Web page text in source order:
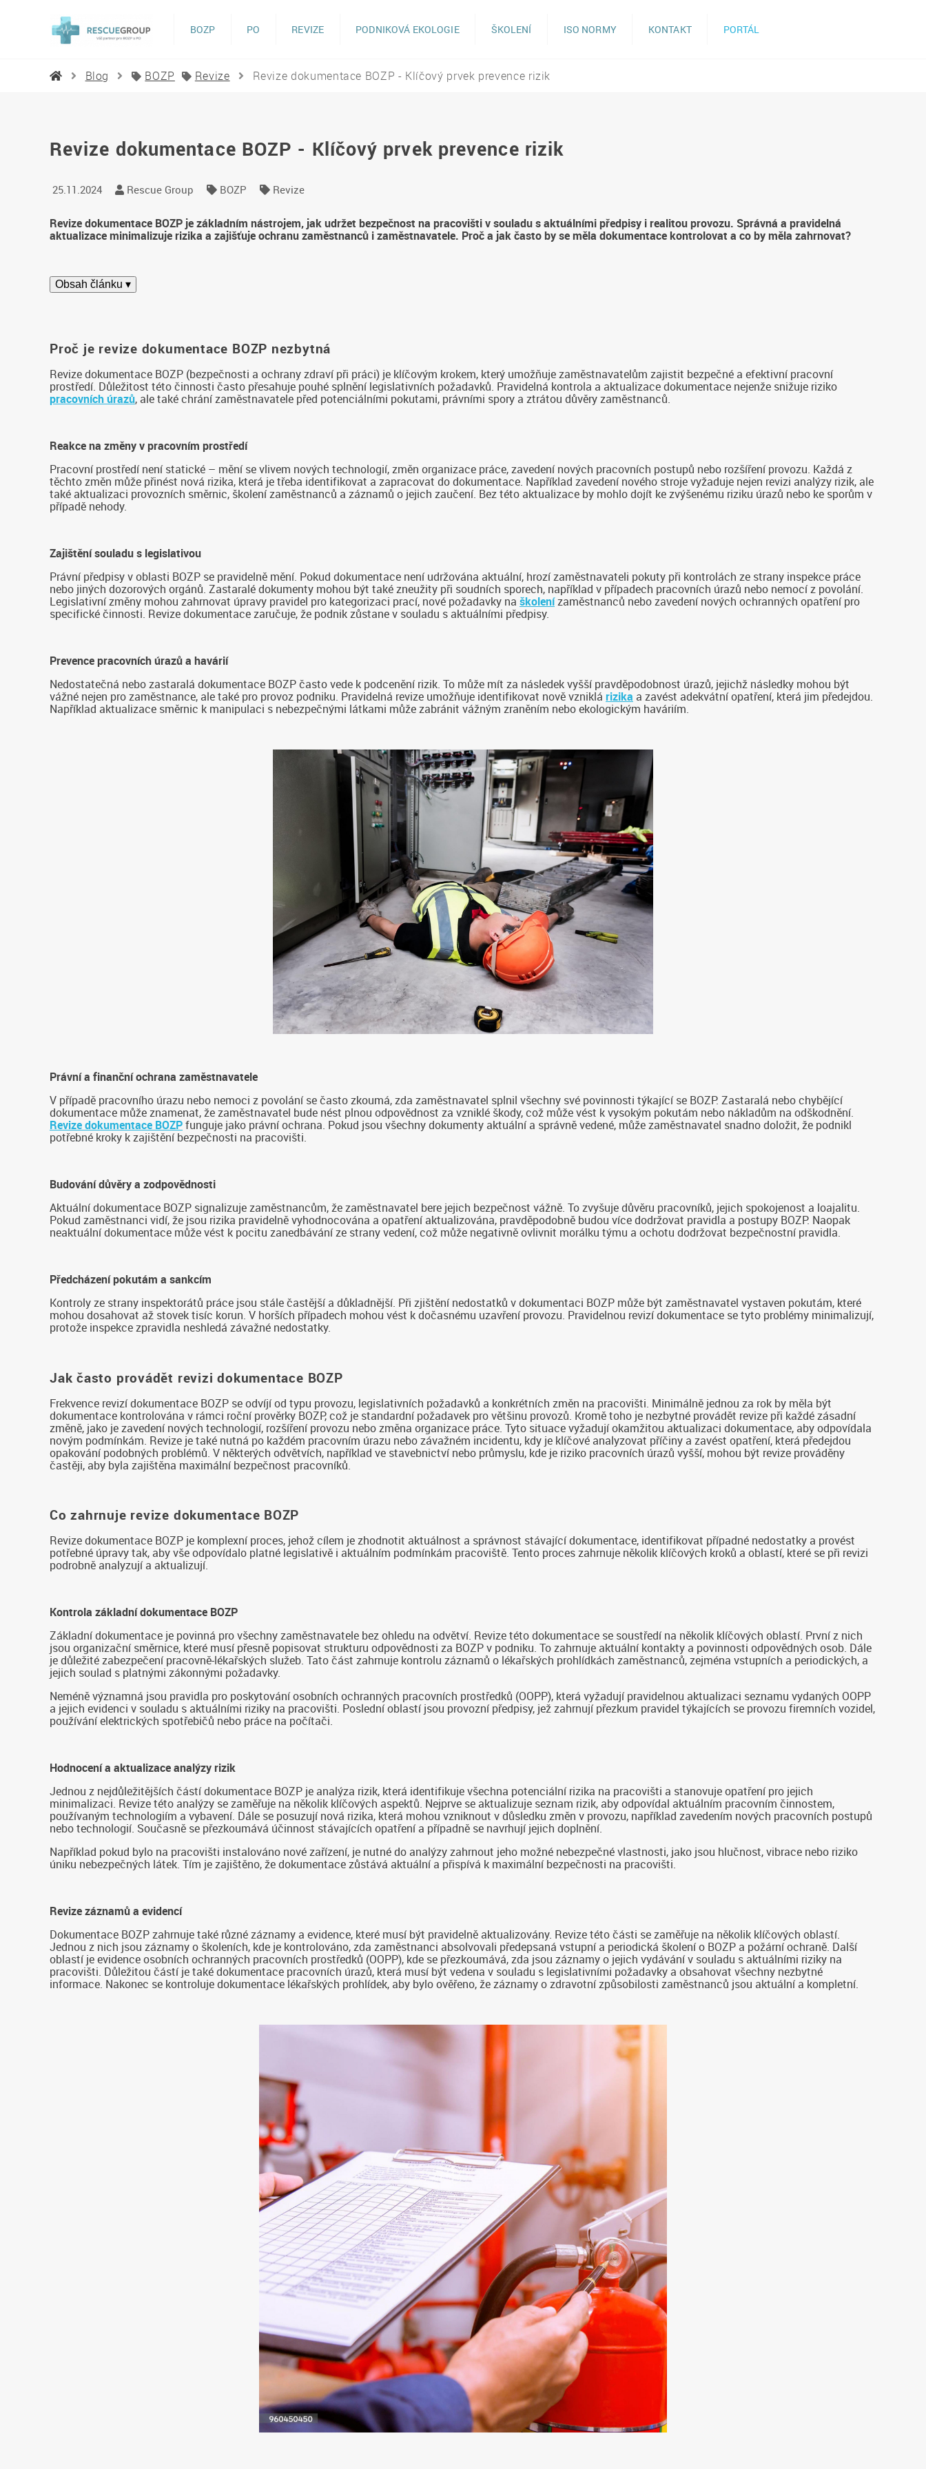
BOZP PO REVIZE PODNIKOVÁ EKOLOGIE ŠKOLENÍ ISO NORMY KONTAKT PORTÁL
Blog BOZP Revize Revize dokumentace BOZP - Klíčový prvek prevence rizik
Revize dokumentace BOZP - Klíčový prvek prevence rizik
25.11.2024 Rescue Group BOZP Revize
Revize dokumentace BOZP je základním nástrojem, jak udržet bezpečnost na pracovišti v souladu s aktuálními předpisy i realitou provozu. Správná a pravidelná
aktualizace minimalizuje rizika a zajišťuje ochranu zaměstnanců i zaměstnavatele. Proč a jak často by se měla dokumentace kontrolovat a co by měla zahrnovat?
Obsah článku ▾
Proč je revize dokumentace BOZP nezbytná
Revize dokumentace BOZP (bezpečnosti a ochrany zdraví při práci) je klíčovým krokem, který umožňuje zaměstnavatelům zajistit bezpečné a efektivní pracovní
prostředí. Důležitost této činnosti často přesahuje pouhé splnění legislativních požadavků. Pravidelná kontrola a aktualizace dokumentace nejenže snižuje riziko
pracovních úrazů, ale také chrání zaměstnavatele před potenciálními pokutami, právními spory a ztrátou důvěry zaměstnanců.
Reakce na změny v pracovním prostředí
Pracovní prostředí není statické – mění se vlivem nových technologií, změn organizace práce, zavedení nových pracovních postupů nebo rozšíření provozu. Každá z
těchto změn může přinést nová rizika, která je třeba identifikovat a zapracovat do dokumentace. Například zavedení nového stroje vyžaduje nejen revizi analýzy rizik, ale
také aktualizaci provozních směrnic, školení zaměstnanců a záznamů o jejich zaučení. Bez této aktualizace by mohlo dojít ke zvýšenému riziku úrazů nebo ke sporům v
případě nehody.
Zajištění souladu s legislativou
Právní předpisy v oblasti BOZP se pravidelně mění. Pokud dokumentace není udržována aktuální, hrozí zaměstnavateli pokuty při kontrolách ze strany inspekce práce
nebo jiných dozorových orgánů. Zastaralé dokumenty mohou být také zneužity při soudních sporech, například v případech pracovních úrazů nebo nemocí z povolání.
Legislativní změny mohou zahrnovat úpravy pravidel pro kategorizaci prací, nové požadavky na školenízaměstnanců nebo zavedení nových ochranných opatření pro
specifické činnosti. Revize dokumentace zaručuje, že podnik zůstane v souladu s aktuálními předpisy.
Prevence pracovních úrazů a havárií
Nedostatečná nebo zastaralá dokumentace BOZP často vede k podcenění rizik. To může mít za následek vyšší pravděpodobnost úrazů, jejichž následky mohou být
vážné nejen pro zaměstnance, ale také pro provoz podniku. Pravidelná revize umožňuje identifikovat nově vzniklá rizika a zavést adekvátní opatření, která jim předejdou.
Například aktualizace směrnic k manipulaci s nebezpečnými látkami může zabránit vážným zraněním nebo ekologickým haváriím.
Právní a finanční ochrana zaměstnavatele
V případě pracovního úrazu nebo nemoci z povolání se často zkoumá, zda zaměstnavatel splnil všechny své povinnosti týkající se BOZP. Zastaralá nebo chybějící
dokumentace může znamenat, že zaměstnavatel bude nést plnou odpovědnost za vzniklé škody, což může vést k vysokým pokutám nebo nákladům na odškodnění.
Revize dokumentace BOZPfunguje jako právní ochrana. Pokud jsou všechny dokumenty aktuální a správně vedené, může zaměstnavatel snadno doložit, že podnikl
potřebné kroky k zajištění bezpečnosti na pracovišti.
Budování důvěry a zodpovědnosti
Aktuální dokumentace BOZP signalizuje zaměstnancům, že zaměstnavatel bere jejich bezpečnost vážně. To zvyšuje důvěru pracovníků, jejich spokojenost a loajalitu.
Pokud zaměstnanci vidí, že jsou rizika pravidelně vyhodnocována a opatření aktualizována, pravděpodobně budou více dodržovat pravidla a postupy BOZP. Naopak
neaktuální dokumentace může vést k pocitu zanedbávání ze strany vedení, což může negativně ovlivnit morálku týmu a ochotu dodržovat bezpečnostní pravidla.
Předcházení pokutám a sankcím
Kontroly ze strany inspektorátů práce jsou stále častější a důkladnější. Při zjištění nedostatků v dokumentaci BOZP může být zaměstnavatel vystaven pokutám, které
mohou dosahovat až stovek tisíc korun. V horších případech mohou vést k dočasnému uzavření provozu. Pravidelnou revizí dokumentace se tyto problémy minimalizují,
protože inspekce zpravidla neshledá závažné nedostatky.
Jak často provádět revizi dokumentace BOZP
Frekvence revizí dokumentace BOZP se odvíjí od typu provozu, legislativních požadavků a konkrétních změn na pracovišti. Minimálně jednou za rok by měla být
dokumentace kontrolována v rámci roční prověrky BOZP, což je standardní požadavek pro většinu provozů. Kromě toho je nezbytné provádět revize při každé zásadní
změně, jako je zavedení nových technologií, rozšíření provozu nebo změna organizace práce. Tyto situace vyžadují okamžitou aktualizaci dokumentace, aby odpovídala
novým podmínkám. Revize je také nutná po každém pracovním úrazu nebo závažném incidentu, kdy je klíčové analyzovat příčiny a zavést opatření, která předejdou
opakování podobných problémů. V některých odvětvích, například ve stavebnictví nebo průmyslu, kde je riziko pracovních úrazů vyšší, mohou být revize prováděny
častěji, aby byla zajištěna maximální bezpečnost pracovníků.
Co zahrnuje revize dokumentace BOZP
Revize dokumentace BOZP je komplexní proces, jehož cílem je zhodnotit aktuálnost a správnost stávající dokumentace, identifikovat případné nedostatky a provést
potřebné úpravy tak, aby vše odpovídalo platné legislativě i aktuálním podmínkám pracoviště. Tento proces zahrnuje několik klíčových kroků a oblastí, které se při revizi
podrobně analyzují a aktualizují.
Kontrola základní dokumentace BOZP
Základní dokumentace je povinná pro všechny zaměstnavatele bez ohledu na odvětví. Revize této dokumentace se soustředí na několik klíčových oblastí. První z nich
jsou organizační směrnice, které musí přesně popisovat strukturu odpovědnosti za BOZP v podniku. To zahrnuje aktuální kontakty a povinnosti odpovědných osob. Dále
je důležité zabezpečení pracovně-lékařských služeb. Tato část zahrnuje kontrolu záznamů o lékařských prohlídkách zaměstnanců, zejména vstupních a periodických, a
jejich soulad s platnými zákonnými požadavky.
Neméně významná jsou pravidla pro poskytování osobních ochranných pracovních prostředků (OOPP), která vyžadují pravidelnou aktualizaci seznamu vydaných OOPP
a jejich evidenci v souladu s aktuálními riziky na pracovišti. Poslední oblastí jsou provozní předpisy, jež zahrnují přezkum pravidel týkajících se provozu firemních vozidel,
používání elektrických spotřebičů nebo práce na počítači.
Hodnocení a aktualizace analýzy rizik
Jednou z nejdůležitějších částí dokumentace BOZP je analýza rizik, která identifikuje všechna potenciální rizika na pracovišti a stanovuje opatření pro jejich
minimalizaci. Revize této analýzy se zaměřuje na několik klíčových aspektů. Nejprve se aktualizuje seznam rizik, aby odpovídal aktuálním pracovním činnostem,
používaným technologiím a vybavení. Dále se posuzují nová rizika, která mohou vzniknout v důsledku změn v provozu, například zavedením nových pracovních postupů
nebo technologií. Současně se přezkoumává účinnost stávajících opatření a případně se navrhují jejich doplnění.
Například pokud bylo na pracovišti instalováno nové zařízení, je nutné do analýzy zahrnout jeho možné nebezpečné vlastnosti, jako jsou hlučnost, vibrace nebo riziko
úniku nebezpečných látek. Tím je zajištěno, že dokumentace zůstává aktuální a přispívá k maximální bezpečnosti na pracovišti.
Revize záznamů a evidencí
Dokumentace BOZP zahrnuje také různé záznamy a evidence, které musí být pravidelně aktualizovány. Revize této části se zaměřuje na několik klíčových oblastí.
Jednou z nich jsou záznamy o školeních, kde je kontrolováno, zda zaměstnanci absolvovali předepsaná vstupní a periodická školení o BOZP a požární ochraně. Další
oblastí je evidence osobních ochranných pracovních prostředků (OOPP), kde se přezkoumává, zda jsou záznamy o jejich vydávání v souladu s aktuálními riziky na
pracovišti. Důležitou částí je také dokumentace pracovních úrazů, která musí být vedena v souladu s legislativními požadavky a obsahovat všechny nezbytné
informace. Nakonec se kontroluje dokumentace lékařských prohlídek, aby bylo ověřeno, že záznamy o zdravotní způsobilosti zaměstnanců jsou aktuální a kompletní.